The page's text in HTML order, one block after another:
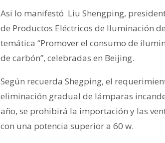
Asi lo manifestó Liu Shengping,
de Productos Eléctricos de Iluminación
temática “Promover el consumo de
de carbón”, celebradas en Beijing.
Según recuerda Shegping, el
eliminación gradual de lámparas
año, se prohibirá la importación y las
con una potencia superior a 60 w.